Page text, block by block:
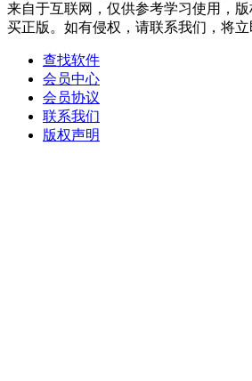
来自于互联网，仅供参考学习使用，
买正版。如有侵权，请联系我们，将立
查找软件
会员中心
会员协议
联系我们
版权声明